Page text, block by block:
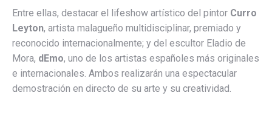
Entre ellas, destacar el lifeshow artístico del pintor Curro
Leyton, artista malagueño multidisciplinar, premiado y
reconocido internacionalmente; y del escultor Eladio de
Mora, dEmo, uno de los artistas españoles más originales
e internacionales. Ambos realizarán una espectacular
demostración en directo de su arte y su creatividad.